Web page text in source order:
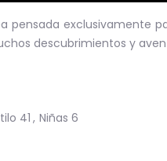
pensada
descubrimientos y
41 , Niñas 6